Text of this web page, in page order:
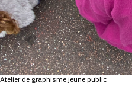
Atelier de graphisme jeune public